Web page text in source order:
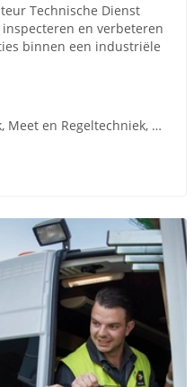
Technische Dienst
en verbeteren
binnen een industriële
Economie, Elektrotechniek, Meet en Regeltechniek, Besturingstechniek, PLC, Procestechnologie